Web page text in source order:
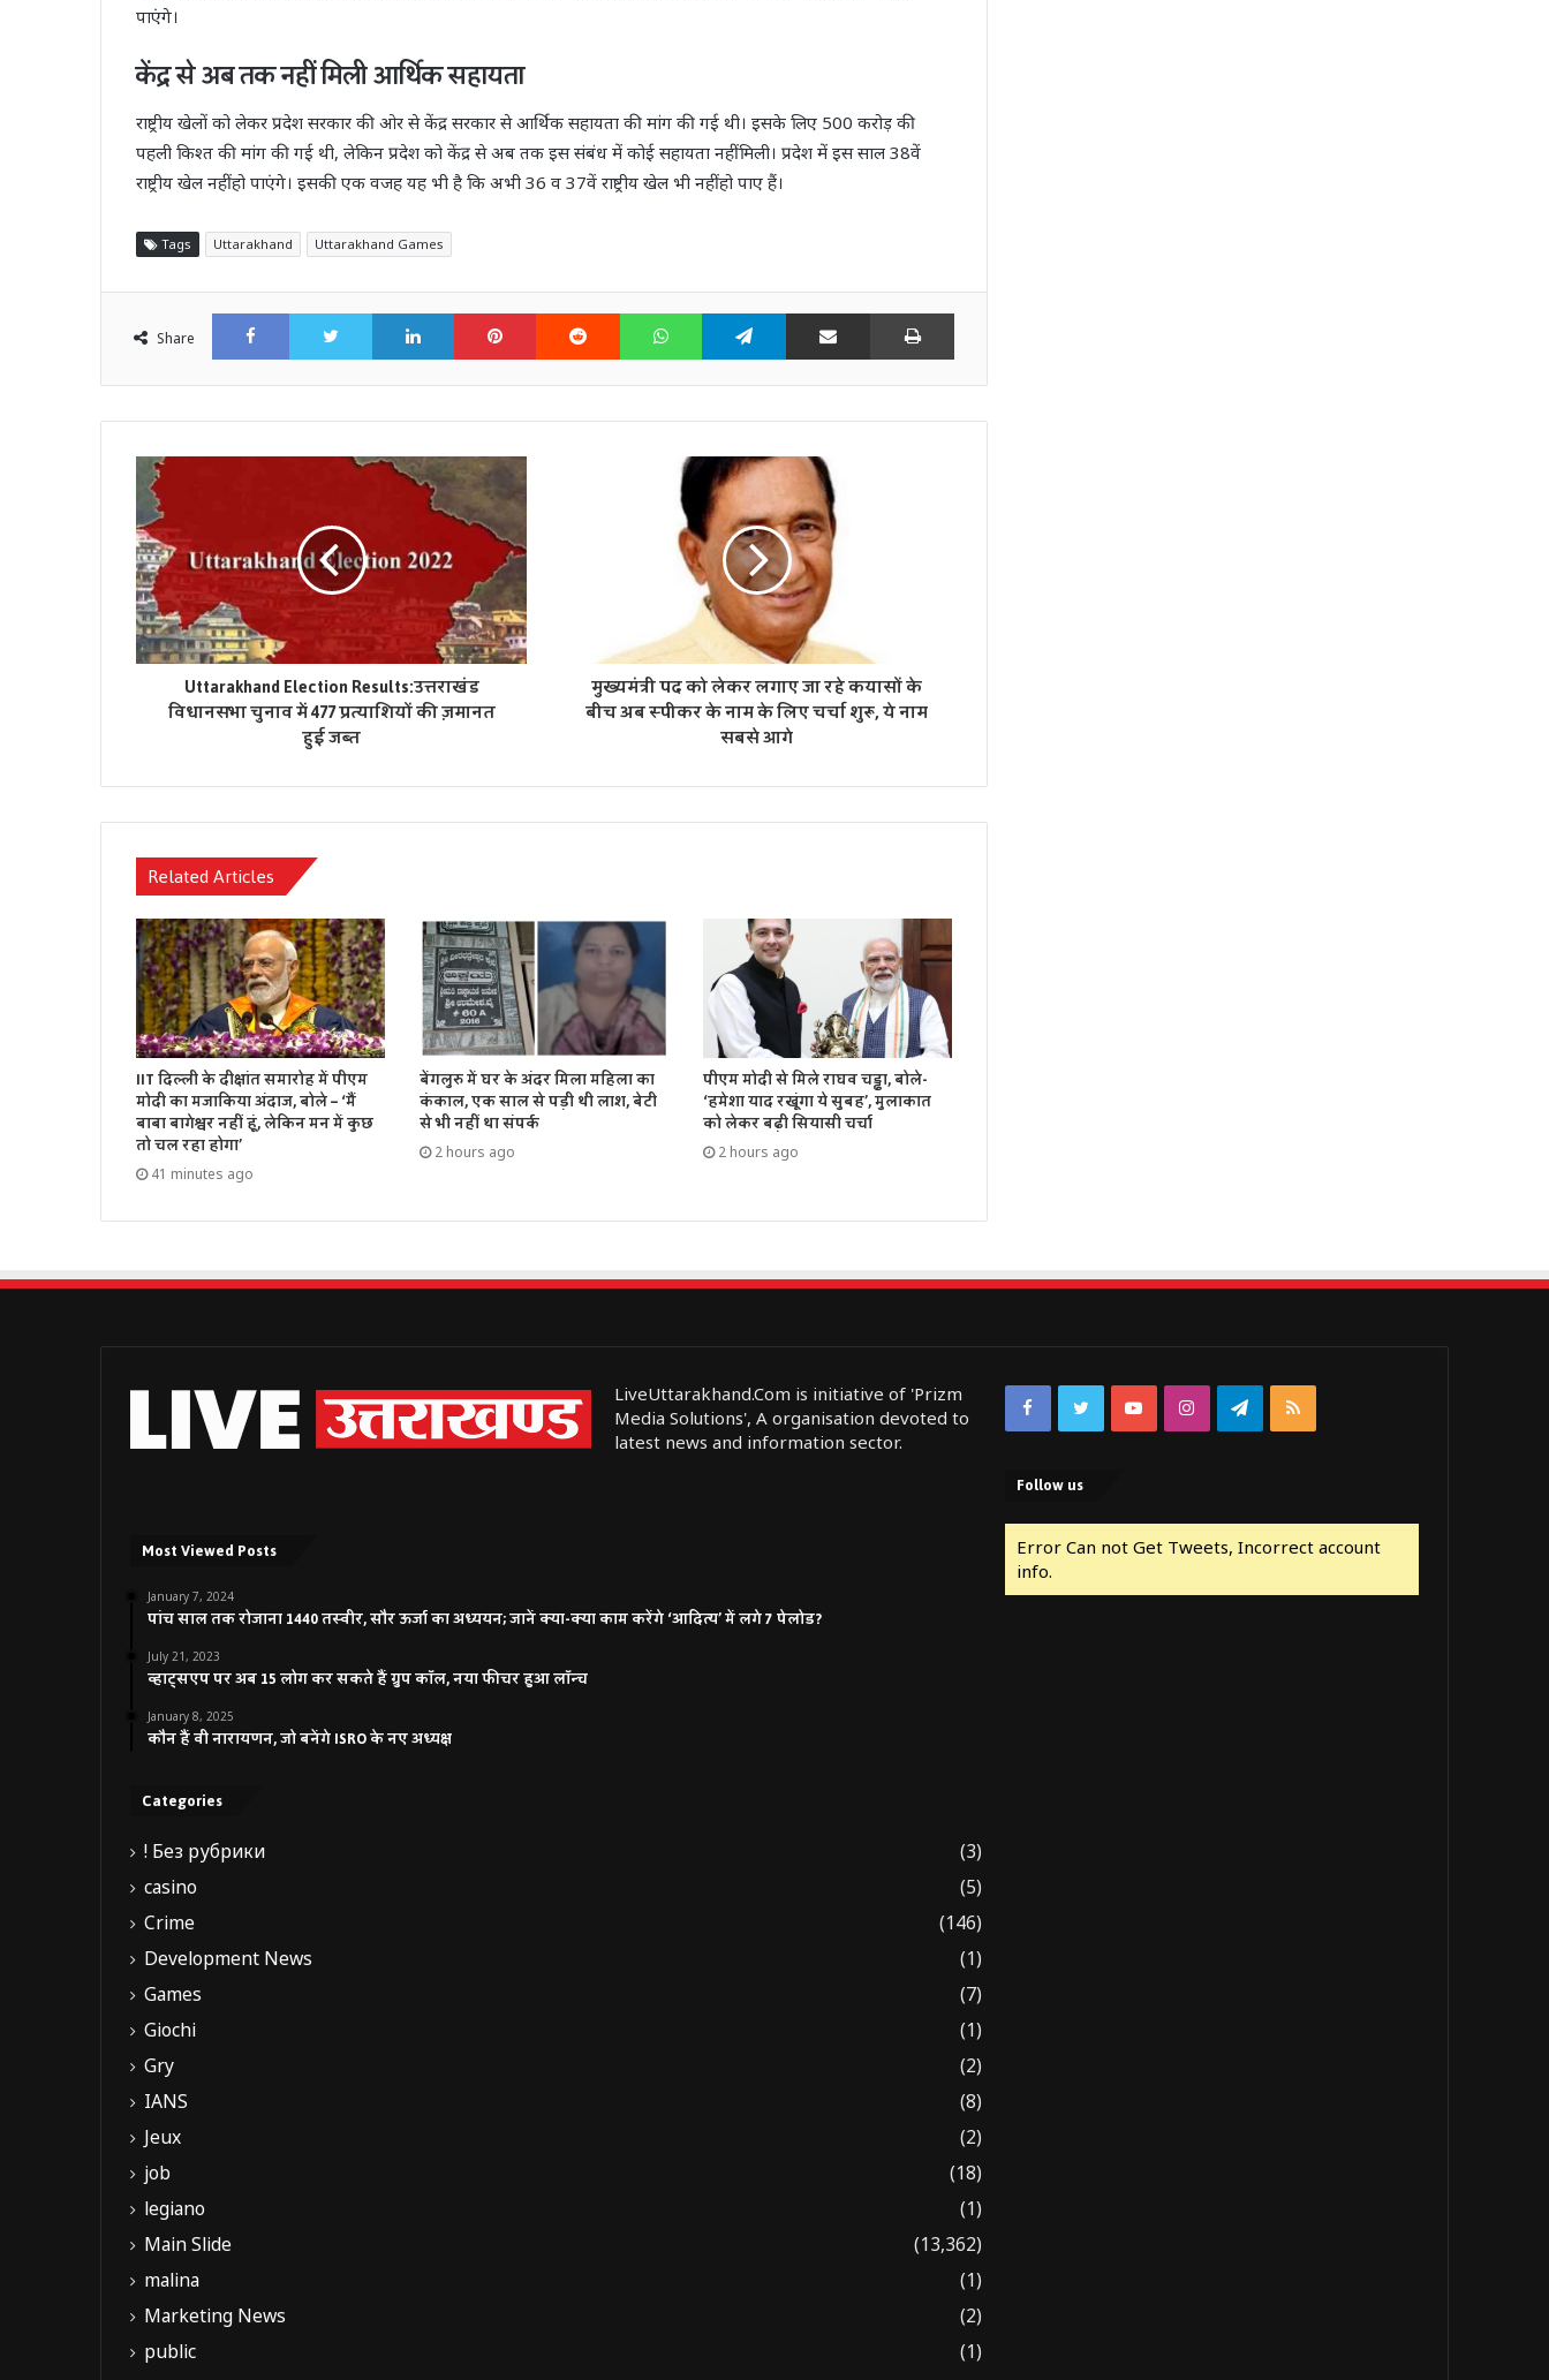
पाएंगे।
केंद्र से अब तक नहीं मिली आर्थिक सहायता
राष्ट्रीय खेलों को लेकर प्रदेश सरकार की ओर से केंद्र सरकार से आर्थिक सहायता की मांग की गई थी। इसके लिए 500 करोड़ की
पहली किश्त की मांग की गई थी, लेकिन प्रदेश को केंद्र से अब तक इस संबंध में कोई सहायता नहीं मिली। प्रदेश में इस साल 38वें
राष्ट्रीय खेल नहीं हो पाएंगे। इसकी एक वजह यह भी है कि अभी 36 व 37वें राष्ट्रीय खेल भी नहीं हो पाए हैं।
Tags Uttarakhand Uttarakhand Games
Share
FacebookTwitter LinkedIn Pinterest Reddit WhatsAppTelegram Share via Email Print
Uttarakhand Election Results:उत्तराखंड
विधानसभा चुनाव में 477 प्रत्याशियों की ज़मानत
हुई जब्त
मुख्यमंत्री पद को लेकर लगाए जा रहे कयासों के
बीच अब स्पीकर के नाम के लिए चर्चा शुरू, ये नाम
सबसे आगे
Related Articles
IIT दिल्ली के दीक्षांत समारोह में पीएम
मोदी का मजाकिया अंदाज, बोले – ‘मैं
बाबा बागेश्वर नहीं हूं, लेकिन मन में कुछ
तो चल रहा होगा’
41 minutes ago
बेंगलुरु में घर के अंदर मिला महिला का
कंकाल, एक साल से पड़ी थी लाश, बेटी
से भी नहीं था संपर्क
2 hours ago
पीएम मोदी से मिले राघव चड्ढा, बोले-
‘हमेशा याद रखूंगा ये सुबह’, मुलाकात
को लेकर बढ़ी सियासी चर्चा
2 hours ago
LiveUttarakhand.Com is initiative of 'Prizm
Media Solutions', A organisation devoted to
latest news and information sector.
Most Viewed Posts
January 7, 2024
पांच साल तक रोजाना 1440 तस्वीर, सौर ऊर्जा का अध्ययन; जानें क्या-क्या काम करेंगे ‘आदित्य’ में लगे 7 पेलोड?
July 21, 2023
व्हाट्सएप पर अब 15 लोग कर सकते हैं ग्रुप कॉल, नया फीचर हुआ लॉन्च
January 8, 2025
कौन हैं वी नारायणन, जो बनेंगे ISRO के नए अध्यक्ष
Categories
! Без рубрики
(3)
casino
(5)
Crime
(146)
Development News
(1)
Games
(7)
Giochi
(1)
Gry
(2)
IANS
(8)
Jeux
(2)
job
(18)
legiano
(1)
Main Slide
(13,362)
malina
(1)
Marketing News
(2)
public
(1)
FacebookTwitterYouTubeInstagramTelegram
RSS
Follow us
Error Can not Get Tweets, Incorrect account
info.